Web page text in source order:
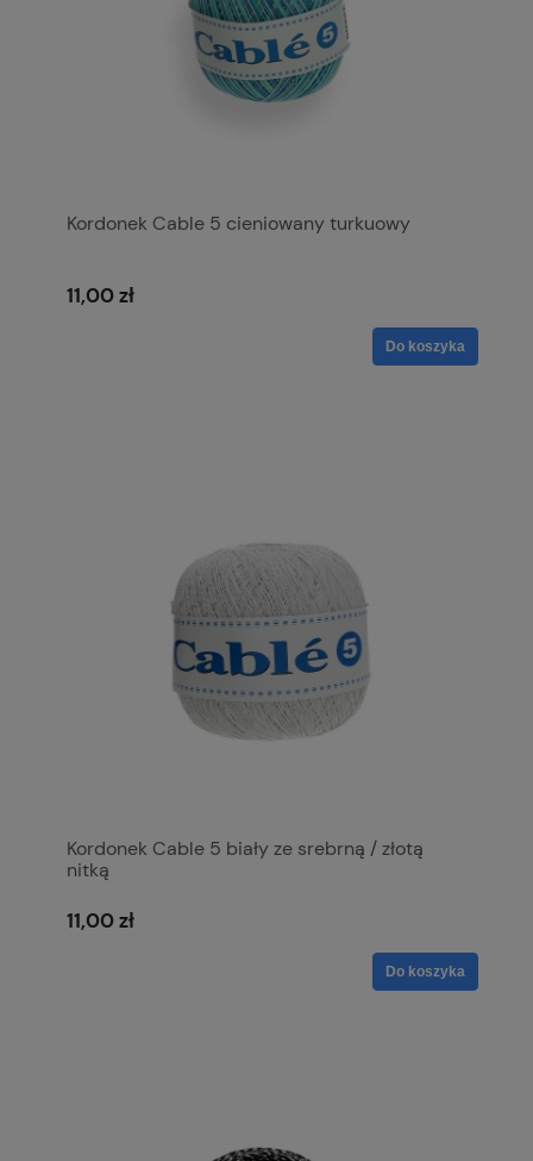
Kordonek Cable 5 cieniowany turkuowy
11,00 zł
Do koszyka
Kordonek Cable 5 biały ze srebrną / złotą
nitką
11,00 zł
Do koszyka